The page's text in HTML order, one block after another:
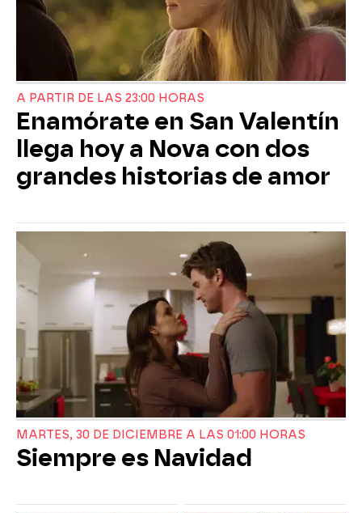
A PARTIR DE LAS 23:00 HORAS
Enamórate en San Valentín
llega hoy a Nova con dos
grandes historias de amor
MARTES, 30 DE DICIEMBRE A LAS 01:00 HORAS
Siempre es Navidad